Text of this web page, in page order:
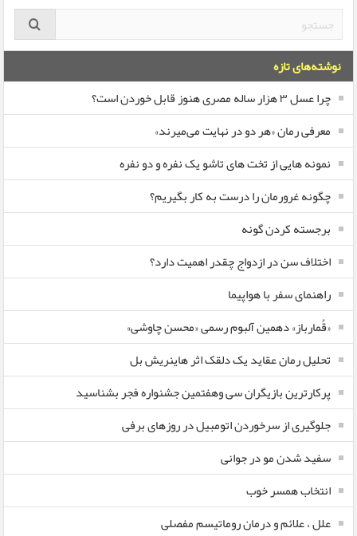
نوشته‌های تازه
چرا عسل ۳ هزار ساله‌ مصری هنوز قابل خوردن است؟
معرفی رمان «هر دو در نهایت می‌میرند»
نمونه هایی از تخت های تاشو یک نفره و دو نفره
چگونه غرورمان را درست به کار بگیریم؟
برجسته کردن گونه
اختلاف سن در ازدواج چقدر اهمیت دارد؟
راهنمای سفر با هواپیما
«قُمارباز» دهمین آلبوم رسمی «محسن چاوشی»
تحلیل رمان عقاید یک دلقک اثر هاینریش بل
پرکارترین بازیگران سی وهفتمین جشنواره فجر بشناسید
جلوگیری از سرخوردن اتومبیل در روزهای برفی
سفید شدن مو در جوانی
انتخاب همسر خوب
علل ، علائم و درمان روماتیسم مفصلی